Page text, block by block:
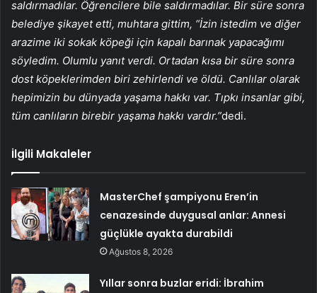
saldırmadılar. Öğrencilere bile saldırmadılar. Bir süre sonra
belediye şikayet etti, muhtara gittim, “İzin istedim ve diğer
arazime iki sokak köpeği için kapalı barınak yapacağımı
söyledim. Olumlu yanıt verdi. Ortadan kısa bir süre sonra
dost köpeklerimden biri zehirlendi ve öldü. Canlılar olarak
hepimizin bu dünyada yaşama hakkı var. Tıpkı insanlar gibi,
tüm canlıların birebir yaşama hakkı vardır.”dedi.
İlgili Makaleler
MasterChef şampiyonu Eren’in
cenazesinde duygusal anlar: Annesi
güçlükle ayakta durabildi
Ağustos 8, 2026
Yıllar sonra buzlar eridi: İbrahim